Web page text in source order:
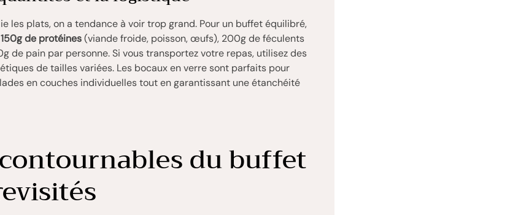
les plats, on a tendance à voir trop grand. Pour un buffet équilibré,
150g de protéines(viande froide, poisson, œufs), 200g de féculents
de pain par personne. Si vous transportez votre repas, utilisez des
de tailles variées. Les bocaux en verre sont parfaits pour
en couches individuelles tout en garantissant une étanchéité
du buffet